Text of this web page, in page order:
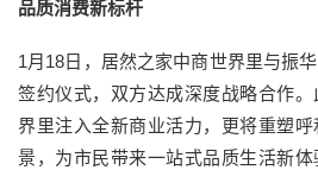
品质消费新标杆
1月18日，居然之家中商世界里与振
签约仪式，双方达成深度战略合作
界里注入全新商业活力，更将重塑
景，为市民带来一站式品质生活新